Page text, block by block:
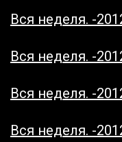
Вся неделя. -
Вся неделя. -
Вся неделя. -
Вся неделя. -